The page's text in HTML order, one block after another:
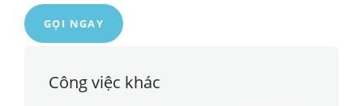
GỌI NGAY
Công việc khác